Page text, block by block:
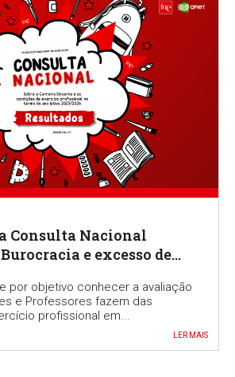
Consulta Nacional
e excesso de
por objetivo conhecer a avaliação
e Professores fazem das
profissional em...
LER MAIS